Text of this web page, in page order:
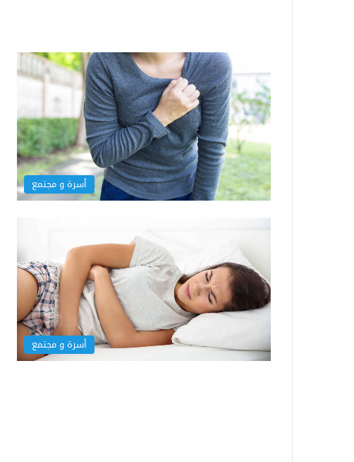
أسرة و مجتمع
أسرة و مجتمع